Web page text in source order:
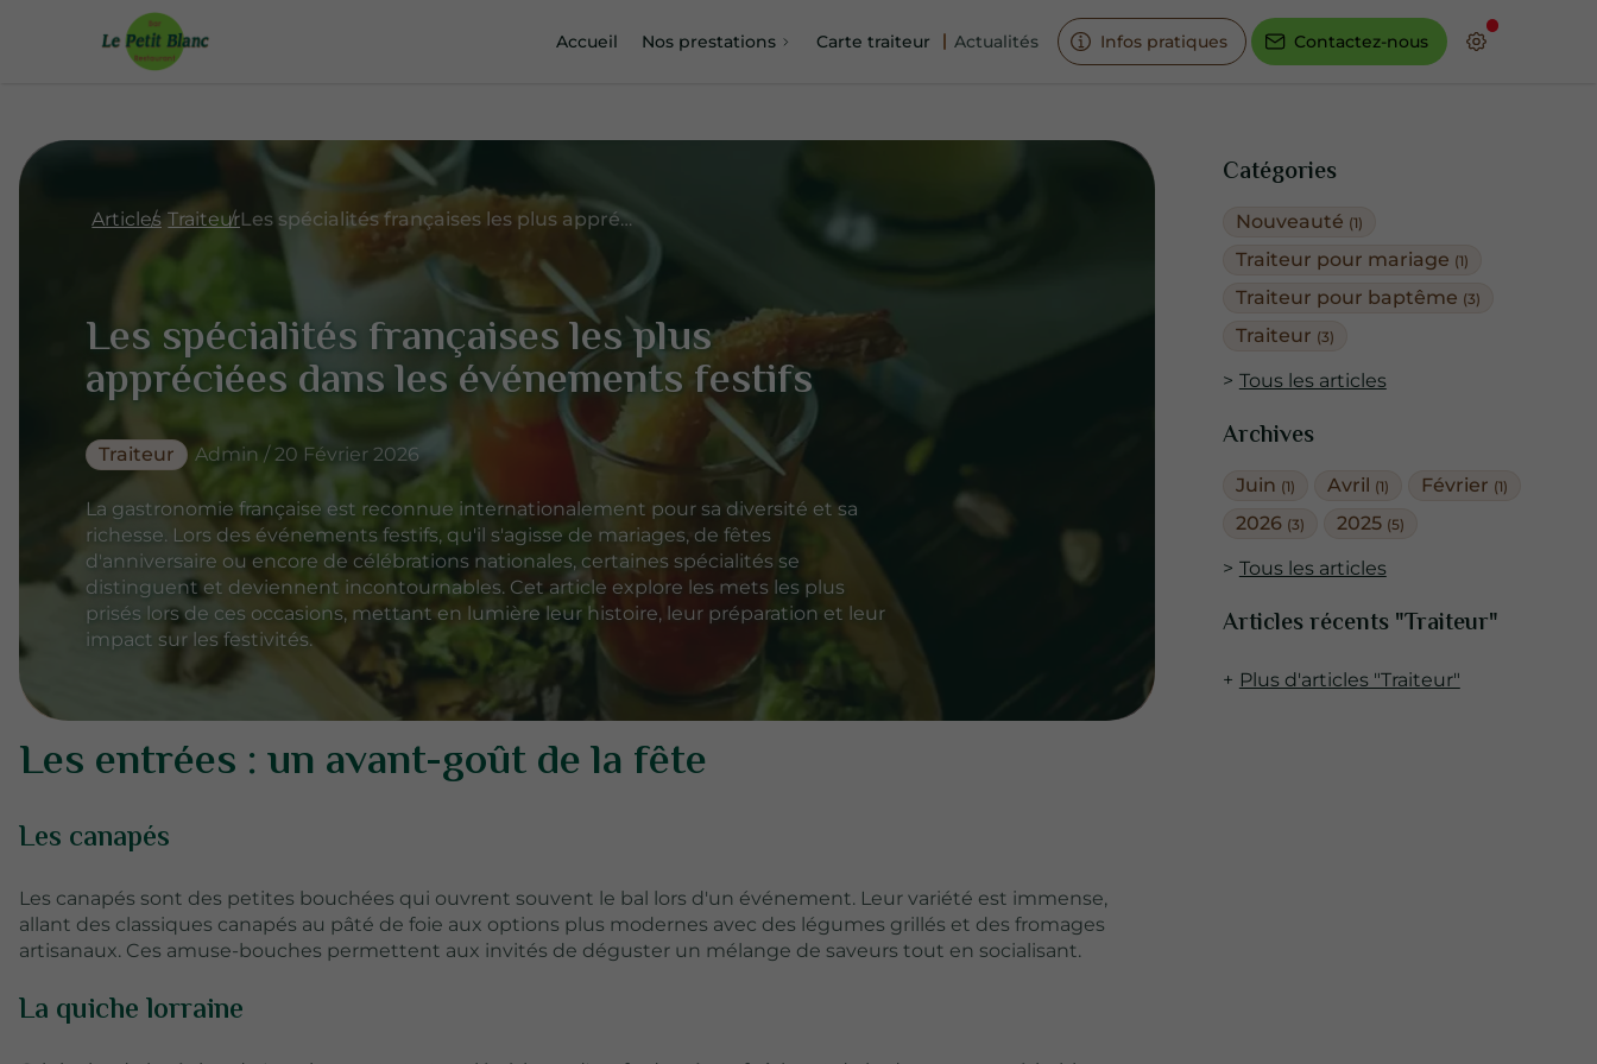
Accueil Nos prestations Carte traiteur Actualités Infos pratiques Contactez-nous
Catégories
Nouveauté (1)
Traiteur pour mariage (1)
Traiteur pour baptême (3)
Traiteur (3)
Tous les articles
Archives
Juin (1) Avril (1) Février (1)
2026 (3) 2025 (5)
Tous les articles
Articles récents "Traiteur"
Plus d'articles "Traiteur"
Articles Traiteur Les spécialités françaises les plus appréciées dans les événements festifs
Les spécialités françaises les plus
appréciées dans les événements festifs
Traiteur Admin / 20 Février 2026
La gastronomie française est reconnue internationalement pour sa diversité et sa
richesse. Lors des événements festifs, qu'il s'agisse de mariages, de fêtes
d'anniversaire ou encore de célébrations nationales, certaines spécialités se
distinguent et deviennent incontournables. Cet article explore les mets les plus
prisés lors de ces occasions, mettant en lumière leur histoire, leur préparation et leur
impact sur les festivités.
Les entrées : un avant-goût de la fête
Les canapés
Les canapés sont des petites bouchées qui ouvrent souvent le bal lors d'un événement. Leur variété est immense,
allant des classiques canapés au pâté de foie aux options plus modernes avec des légumes grillés et des fromages
artisanaux. Ces amuse-bouches permettent aux invités de déguster un mélange de saveurs tout en socialisant.
La quiche lorraine